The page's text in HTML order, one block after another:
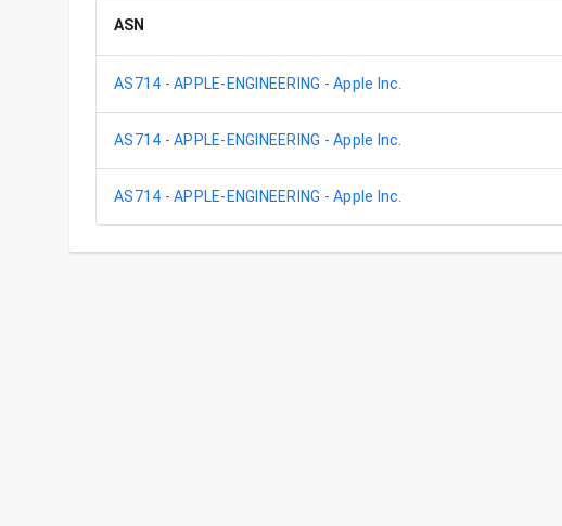
ASN
AS714 - APPLE-ENGINEERING - Apple Inc.
AS714 - APPLE-ENGINEERING - Apple Inc.
AS714 - APPLE-ENGINEERING - Apple Inc.